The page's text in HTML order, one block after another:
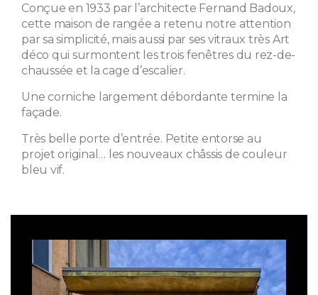
Conçue en 1933 par l’architecte Fernand Badoux,
cette maison de rangée a retenu notre attention
par sa simplicité, mais aussi par ses vitraux très Art
déco qui surmontent les trois fenêtres du rez-de-
chaussée et la cage d’escalier.
Une corniche largement débordante termine la
façade.
Très belle porte d’entrée. Petite entorse au
projet original… les nouveaux châssis de couleur
bleu vif.